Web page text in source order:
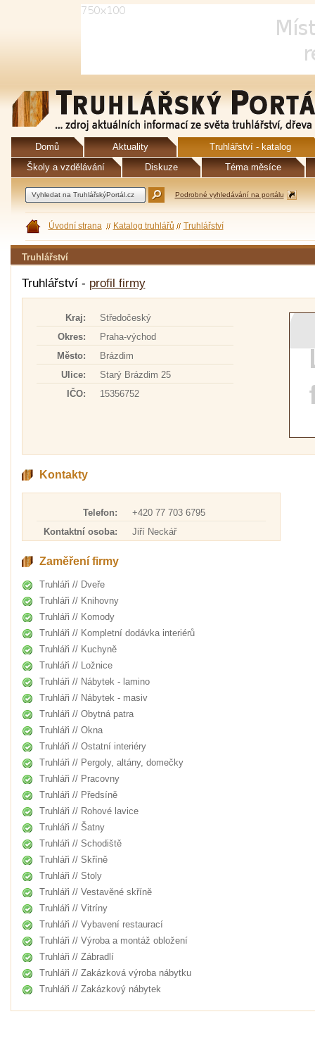
Domů Aktuality
Truhlářství - katalog
Školy a vzdělávání
Diskuze Téma měsíce
Podrobné vyhledávání na portálu
Úvodní strana Katalog truhlářů Truhlářství
Truhlářství
Truhlářství - profil firmy
Kraj:
Středočeský
Okres:
Praha-východ
Město:
Brázdim
Ulice:
Starý Brázdim 25
IČO:
15356752
Kontakty
Telefon:
+420 77 703 6795
Kontaktní osoba:
Jiří Neckář
Zaměření firmy
Truhláři // Dveře
Truhláři // Knihovny
Truhláři // Komody
Truhláři // Kompletní dodávka interiérů
Truhláři // Kuchyně
Truhláři // Ložnice
Truhláři // Nábytek - lamino
Truhláři // Nábytek - masiv
Truhláři // Obytná patra
Truhláři // Okna
Truhláři // Ostatní interiéry
Truhláři // Pergoly, altány, domečky
Truhláři // Pracovny
Truhláři // Předsíně
Truhláři // Rohové lavice
Truhláři // Šatny
Truhláři // Schodiště
Truhláři // Skříně
Truhláři // Stoly
Truhláři // Vestavěné skříně
Truhláři // Vitríny
Truhláři // Vybavení restaurací
Truhláři // Výroba a montáž obložení
Truhláři // Zábradlí
Truhláři // Zakázková výroba nábytku
Truhláři // Zakázkový nábytek